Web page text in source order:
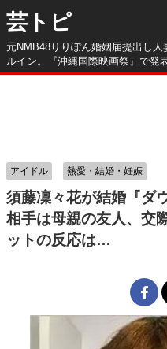
芸トピ
元NMB48りりぽん婚姻届提出し
ルイン。『沖縄国際映画祭』で発
須藤凜々花が結婚『ダ
相手は母親の友人、交
ットの反応は…
アイドル 熱愛・結婚・妊娠